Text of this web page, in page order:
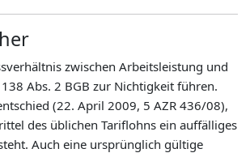
zwischen Arbeitsleistung und
Abs. 2 BGB zur Nichtigkeit führen.
(22. April 2009, 5 AZR 436/08),
des üblichen Tariflohns ein auffälliges
Auch eine ursprünglich gültige